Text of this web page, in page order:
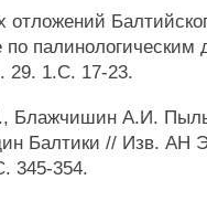
по
29. 1.С. 17-23.
Блажчишин А.И.
Балтики // Изв. АН
345-354.